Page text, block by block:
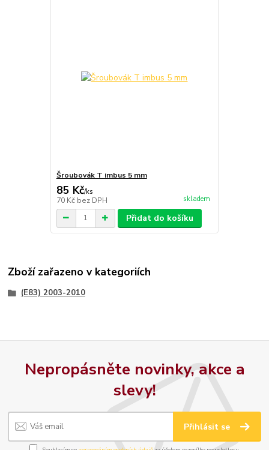
Šroubovák T imbus 5 mm
85 Kč/ks
70 Kč bez DPH skladem
Přidat do košíku
Zboží zařazeno v kategoriích
(E83) 2003-2010
Nepropásněte novinky, akce a
slevy!
Přihlásit se